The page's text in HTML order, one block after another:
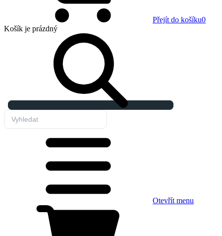
Přejít do košíku0
Košík je prázdný
Otevřít menu